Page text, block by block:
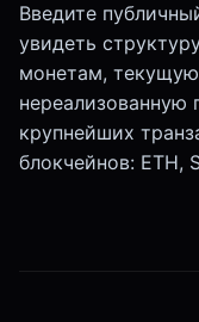
Введите
увидеть
монетам,
крупнейших
блокчейнов: ETH,